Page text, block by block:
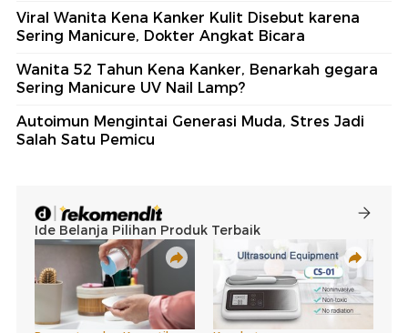
Viral Wanita Kena Kanker Kulit Disebut karena
Sering Manicure, Dokter Angkat Bicara
Wanita 52 Tahun Kena Kanker, Benarkah gegara
Sering Manicure UV Nail Lamp?
Autoimun Mengintai Generasi Muda, Stres Jadi
Salah Satu Pemicu